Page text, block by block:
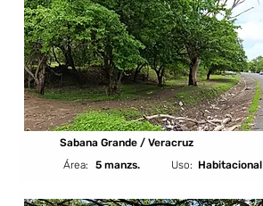
Sabana Grande / Veracruz
Área:
5 manzs. Habitacional
Uso: